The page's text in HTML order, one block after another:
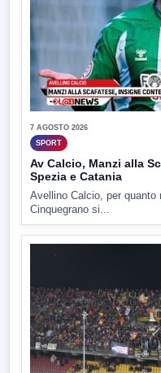
7 AGOSTO 2026
SPORT
Av Calcio, Manzi alla
Spezia e Catania
Avellino Calcio, per quanto
Cinquegrano si...